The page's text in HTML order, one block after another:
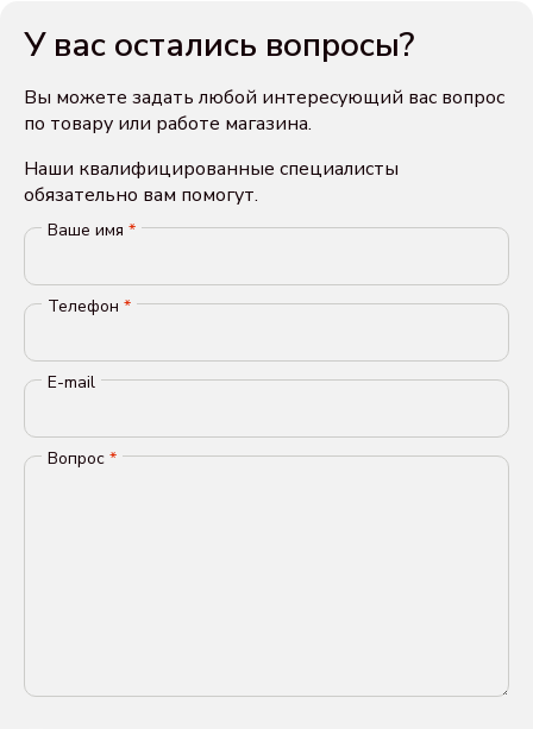
У вас остались вопросы?
Вы можете задать любой интересующий вас вопрос
по товару или работе магазина.
Наши квалифицированные специалисты
обязательно вам помогут.
Ваше имя *
Телефон *
E-mail
Вопрос *